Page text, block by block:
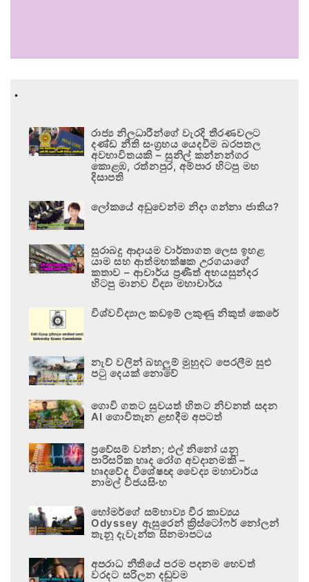
.
රාජ්‍ය නිලධාරීන්ගේ වැරදි තීරණවලට
දණ්ඩ නීති සංග්‍රහය යෙදවීම බරපතල
අවභාවිතයකි – සුනිල් කන්නන්ගර
කොළඹ, රත්නපුර, අම්පාර හිටපු මහ
දිසාපති
ලෝකයේ අඩුවෙන්ම නිදා ගන්නා ජාතිය?
සුරාබදු ආදායම වාර්තාගත ලෙස ඉහළ
යාම සහ ආත්මභක්ෂක උරගයාගේ
කතාව – ආචාර්ය ප්‍රණීත් අභයසුන්දර
හිටපු මානව විද්‍යා මහාචාර්ය
විශ්වවිද්‍යාල කඩඉම් ලකුණු නිකුත් කෙරේ
නැව් වලින් බහලුම් මුහුදට පෙරලීම සුළු
පටු දෙයක් නොවේ
ගොවි ගතට සුවයත් හිතට නිවනත් සදන
AI ගොවිතැන ළඟදීම අපටත්
ප්‍රවේසම් වන්න; එල් නිනෝ යනු
පාරිසරික හෘද රෝග අවදානමකි –
හෘදවේද විශේෂඥ වෛද්‍ය මහාචාර්ය
නාමල් විජයසිංහ
හෝමර්ගේ සම්භාව්‍ය වීර කාව්‍යය
Odyssey ඇසුරෙන් ක්‍රිස්ටෝෆර් නෝලන්
තැනූ දැවැන්ත සිනමාපටය
අපරාධ නීතියේ පරම පදනම හෙවත්
වරදට සරිලන දඬුවම